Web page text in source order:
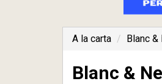
A la carta Blanc &
Blanc &